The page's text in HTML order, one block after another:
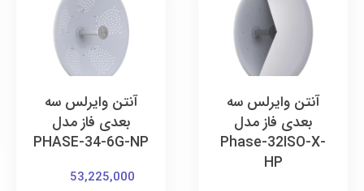
آنتن وایرلس سه
بعدی فاز مدل
Phase-32ISO-X-
HP
آنتن وایرلس سه
بعدی فاز مدل
PHASE-34-6G-NP
53,225,000